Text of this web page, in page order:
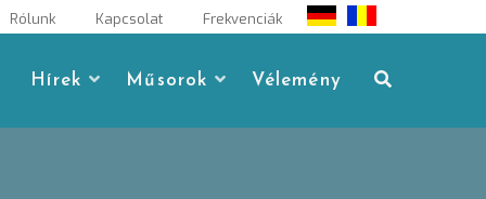
Rólunk Kapcsolat Frekvenciák
Hírek Műsorok Vélemény